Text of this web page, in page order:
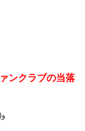
ンクラブの当落
私ももちろん申し込みました！(๑˃̵ᴗ˂̵)و